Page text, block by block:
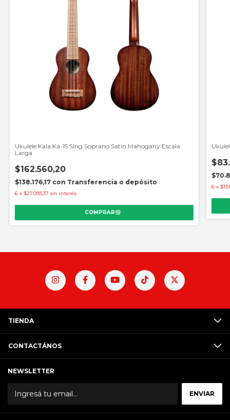
Ukulele Kala Ka-15 Slng Soprano Satin Mahogany Escala
Larga
$162.560,20
$138.176,17 con Transferencia o depósito
6 x $27.093,37 sin interés
6 x
TIENDA
CONTACTÁNOS
NEWSLETTER